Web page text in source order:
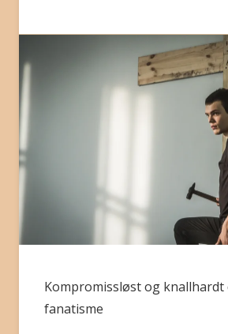
BLI MEDLEM
Kompromissløst og knallhardt
fanatisme